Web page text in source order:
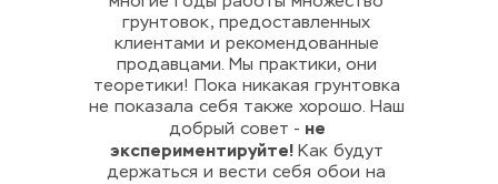
грунтовок, предоставленных
клиентами и рекомендованные
продавцами. Мы практики, они
теоретики! Пока никакая грунтовка
не показала себя также хорошо. Наш
добрый совет - не
экспериментируйте! Как будут
держаться и вести себя обои на